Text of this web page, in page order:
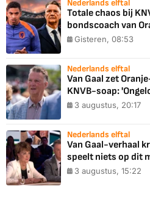
Nederlands elftal
Totale chaos bij
bondscoach van
Gisteren, 08:53
Nederlands elftal
Van Gaal zet
KNVB-soap:
3 augustus, 20:17
Nederlands elftal
Van Gaal-verhaal
speelt niets op dit
3 augustus, 15:22